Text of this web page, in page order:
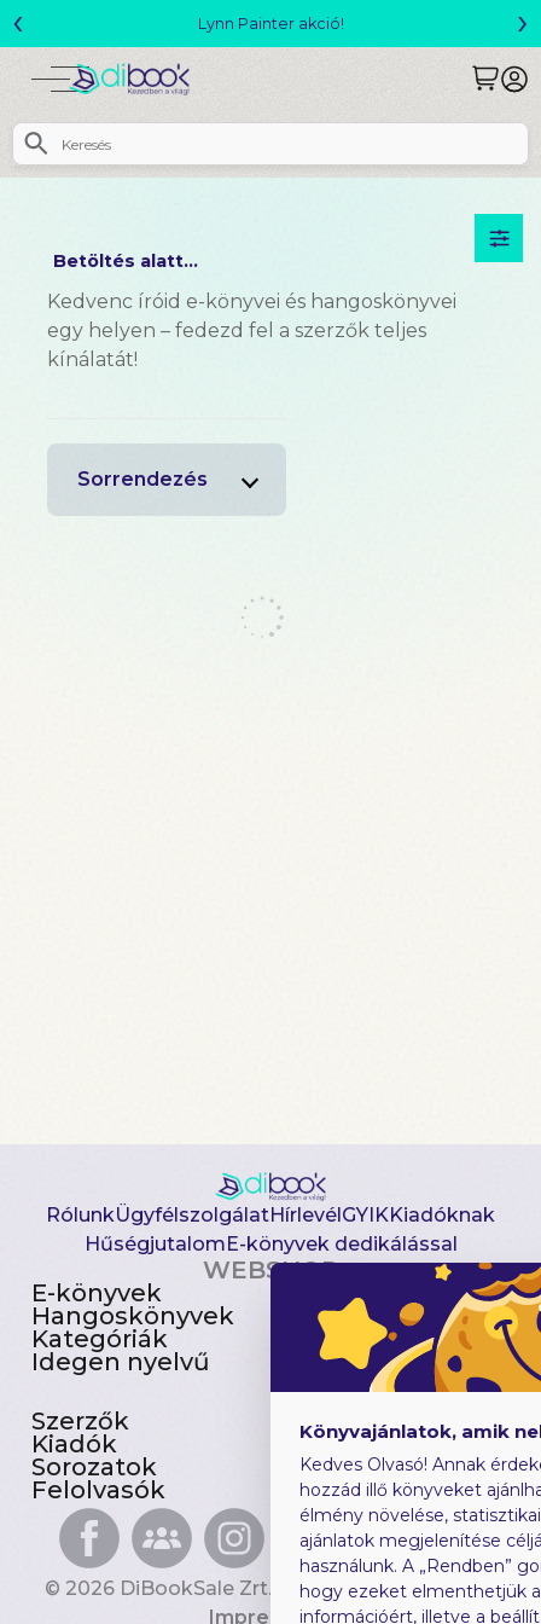
Lynn Painter akció!
‹ ›
Betöltés alatt...
Kedvenc íróid e-könyvei és hangoskönyvei
egy helyen – fedezd fel a szerzők teljes
kínálatát!
Sorrendezés
RólunkÜgyfélszolgálatHírlevélGYIKKiadóknak
HűségjutalomE-könyvek dedikálással
WEBSHOP
E-könyvek
Hangoskönyvek
Kategóriák
Idegen nyelvű
Csomagajánlatok
Akciósak
Előjegyezhetők
Újdonságok
Szerzők
Kiadók
Sorozatok
Felolvasók
Gyerekkönyvek
Heti toplista
Ajándékutalvány
Blog
© 2026 DiBookSale Zrt. Minden jog fenntartva.
Impresszum
Könyvajánlatok, amik
Kedves Olvasó! Annak
hozzád illő könyveket
élmény növelése,
ajánlatok megjelenítése
használunk. A „Rendben”
hogy ezeket elmenthetjük
információért, illetve a